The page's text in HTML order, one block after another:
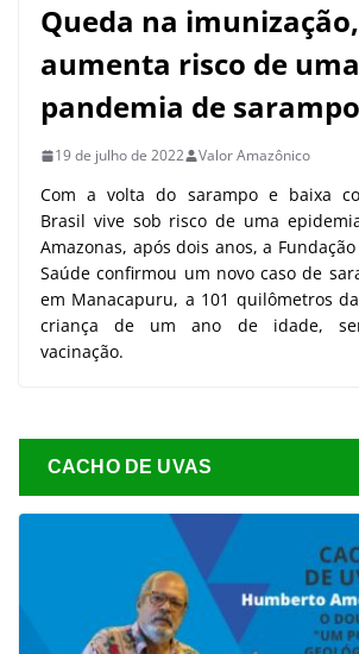
Queda na imunização,
aumenta risco de uma
pandemia de
19 de julho de 2022 Valor Amazônico
Com a volta do sarampo e baixa
Brasil vive sob risco de uma
Amazonas, após dois anos, a
Saúde confirmou um novo caso de
em Manacapuru, a 101 quilômetros
criança de um ano de idade,
vacinação.
CACHO DE UVAS